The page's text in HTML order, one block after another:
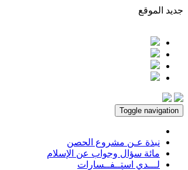
جديد الموقع
Toggle navigation
نبذة عـن مشروع الحصن
مائة سؤال وجواب عن الإسلام
لـــدي استــفــسارات